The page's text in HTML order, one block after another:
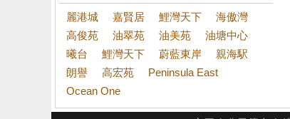
麗港城 嘉賢居 鯉灣天下
海傲灣
高俊苑
油翠苑 油美苑
油塘中心
曦台
鯉灣天下 蔚藍東岸
親海駅
朗譽
高宏苑
Peninsula East
Ocean One